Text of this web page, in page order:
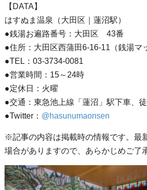
【DATA】
はすぬま温泉（大田区｜蓮沼駅）
●銭湯お遍路番号：大田区 43番
●住所：大田区西蒲田6-16-11（銭湯マ
●TEL：03-3734-0081
●営業時間：15～24時
●定休日：火曜
●交通：東急池上線「蓮沼」駅下車、
●Twitter： @hasunumaonsen
※記事の内容は掲載時の情報です。最
場合がありますので、あらかじめご了